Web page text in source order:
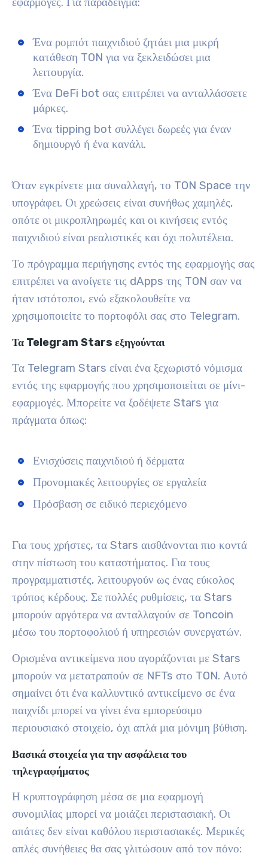
Ένα ρομπότ παιχνιδιού ζητάει μια μικρή
κατάθεση TON για να ξεκλειδώσει μια
λειτουργία.
Ένα DeFi bot σας επιτρέπει να ανταλλάσσετε
μάρκες.
Ένα tipping bot συλλέγει δωρεές για έναν
δημιουργό ή ένα κανάλι.
Όταν εγκρίνετε μια συναλλαγή, το TON Space την
υπογράφει. Οι χρεώσεις είναι συνήθως χαμηλές,
οπότε οι μικροπληρωμές και οι κινήσεις εντός
παιχνιδιού είναι ρεαλιστικές και όχι πολυτέλεια.
Το πρόγραμμα περιήγησης εντός της εφαρμογής σας
επιτρέπει να ανοίγετε τις dApps της TON σαν να
ήταν ιστότοποι, ενώ εξακολουθείτε να
χρησιμοποιείτε το πορτοφόλι σας στο Telegram.
Τα Telegram Stars εξηγούνται
Τα Telegram Stars είναι ένα ξεχωριστό νόμισμα
εντός της εφαρμογής που χρησιμοποιείται σε μίνι-
εφαρμογές. Μπορείτε να ξοδέψετε Stars για
πράγματα όπως:
Ενισχύσεις παιχνιδιού ή δέρματα
Προνομιακές λειτουργίες σε εργαλεία
Πρόσβαση σε ειδικό περιεχόμενο
Για τους χρήστες, τα Stars αισθάνονται πιο κοντά
στην πίστωση του καταστήματος. Για τους
προγραμματιστές, λειτουργούν ως ένας εύκολος
τρόπος κέρδους. Σε πολλές ρυθμίσεις, τα Stars
μπορούν αργότερα να ανταλλαγούν σε Toncoin
μέσω του πορτοφολιού ή υπηρεσιών συνεργατών.
Ορισμένα αντικείμενα που αγοράζονται με Stars
μπορούν να μετατραπούν σε NFTs στο TON. Αυτό
σημαίνει ότι ένα καλλυντικό αντικείμενο σε ένα
παιχνίδι μπορεί να γίνει ένα εμπορεύσιμο
περιουσιακό στοιχείο, όχι απλά μια μόνιμη βύθιση.
Βασικά στοιχεία για την ασφάλεια του
τηλεγραφήματος
Η κρυπτογράφηση μέσα σε μια εφαρμογή
συνομιλίας μπορεί να μοιάζει περιστασιακή. Οι
απάτες δεν είναι καθόλου περιστασιακές. Μερικές
απλές συνήθειες θα σας γλιτώσουν από τον πόνο: